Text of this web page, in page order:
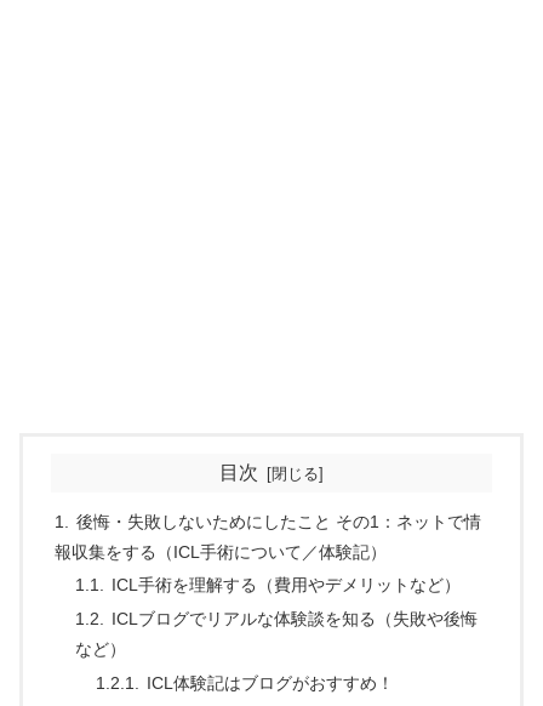
目次
後悔・失敗しないためにしたこと その1：ネットで情
報収集をする（ICL手術について／体験記）
ICL手術を理解する（費用やデメリットなど）
ICLブログでリアルな体験談を知る（失敗や後悔
など）
ICL体験記はブログがおすすめ！